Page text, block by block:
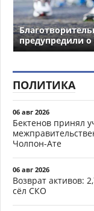
предупредили о
ПОЛИТИКА
06 авг 2026
Бектенов принял
Чолпон-Ате
06 авг 2026
Возврат активов:
сёл СКО